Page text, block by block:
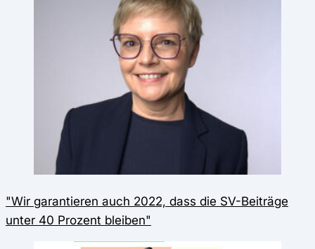
"Wir garantieren auch 2022, dass die SV-Beiträge
unter 40 Prozent bleiben"